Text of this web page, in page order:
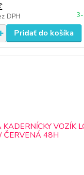
DPH
Pridať do košíka